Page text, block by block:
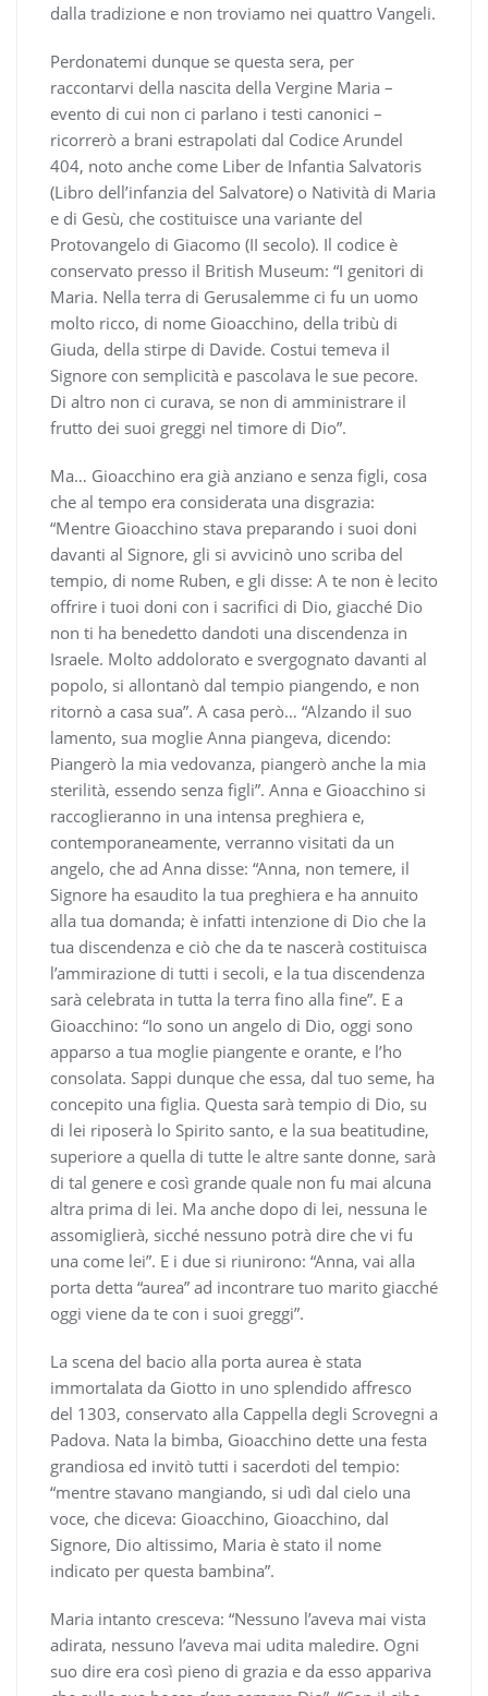
dalla tradizione e non troviamo nei quattro Vangeli.
Perdonatemi dunque se questa sera, per
raccontarvi della nascita della Vergine Maria –
evento di cui non ci parlano i testi canonici –
ricorrerò a brani estrapolati dal Codice Arundel
404, noto anche come Liber de Infantia Salvatoris
(Libro dell’infanzia del Salvatore) o Natività di Maria
e di Gesù, che costituisce una variante del
Protovangelo di Giacomo (II secolo). Il codice è
conservato presso il British Museum: “I genitori di
Maria. Nella terra di Gerusalemme ci fu un uomo
molto ricco, di nome Gioacchino, della tribù di
Giuda, della stirpe di Davide. Costui temeva il
Signore con semplicità e pascolava le sue pecore.
Di altro non ci curava, se non di amministrare il
frutto dei suoi greggi nel timore di Dio”.
Ma… Gioacchino era già anziano e senza figli, cosa
che al tempo era considerata una disgrazia:
“Mentre Gioacchino stava preparando i suoi doni
davanti al Signore, gli si avvicinò uno scriba del
tempio, di nome Ruben, e gli disse: A te non è lecito
offrire i tuoi doni con i sacrifici di Dio, giacché Dio
non ti ha benedetto dandoti una discendenza in
Israele. Molto addolorato e svergognato davanti al
popolo, si allontanò dal tempio piangendo, e non
ritornò a casa sua”. A casa però… “Alzando il suo
lamento, sua moglie Anna piangeva, dicendo:
Piangerò la mia vedovanza, piangerò anche la mia
sterilità, essendo senza figli”. Anna e Gioacchino si
raccoglieranno in una intensa preghiera e,
contemporaneamente, verranno visitati da un
angelo, che ad Anna disse: “Anna, non temere, il
Signore ha esaudito la tua preghiera e ha annuito
alla tua domanda; è infatti intenzione di Dio che la
tua discendenza e ciò che da te nascerà costituisca
l’ammirazione di tutti i secoli, e la tua discendenza
sarà celebrata in tutta la terra fino alla fine”. E a
Gioacchino: “Io sono un angelo di Dio, oggi sono
apparso a tua moglie piangente e orante, e l’ho
consolata. Sappi dunque che essa, dal tuo seme, ha
concepito una figlia. Questa sarà tempio di Dio, su
di lei riposerà lo Spirito santo, e la sua beatitudine,
superiore a quella di tutte le altre sante donne, sarà
di tal genere e così grande quale non fu mai alcuna
altra prima di lei. Ma anche dopo di lei, nessuna le
assomiglierà, sicché nessuno potrà dire che vi fu
una come lei”. E i due si riunirono: “Anna, vai alla
porta detta “aurea” ad incontrare tuo marito giacché
oggi viene da te con i suoi greggi”.
La scena del bacio alla porta aurea è stata
immortalata da Giotto in uno splendido affresco
del 1303, conservato alla Cappella degli Scrovegni a
Padova. Nata la bimba, Gioacchino dette una festa
grandiosa ed invitò tutti i sacerdoti del tempio:
“mentre stavano mangiando, si udì dal cielo una
voce, che diceva: Gioacchino, Gioacchino, dal
Signore, Dio altissimo, Maria è stato il nome
indicato per questa bambina”.
Maria intanto cresceva: “Nessuno l’aveva mai vista
adirata, nessuno l’aveva mai udita maledire. Ogni
suo dire era così pieno di grazia e da esso appariva